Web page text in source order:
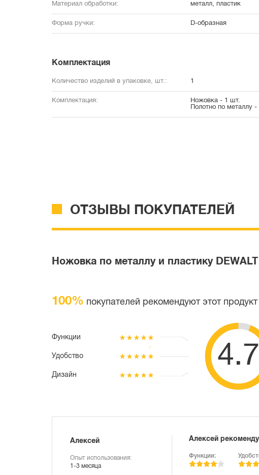
Материал обработки: металл, пластик
Форма ручки: D-образная
Комплектация
Количество изделий в упаковке, шт.: 1
Комплектация:
Ножовка - 1 шт.
Полотно по металлу
ОТЗЫВЫ ПОКУПАТЕЛЕЙ
Ножовка по металлу и пластику
100% покупателей рекомендуют этот продукт
Функции
Удобство
Дизайн
4.7
Алексей
Опыт использования:
1-3 месяца
Алексей
Функции: